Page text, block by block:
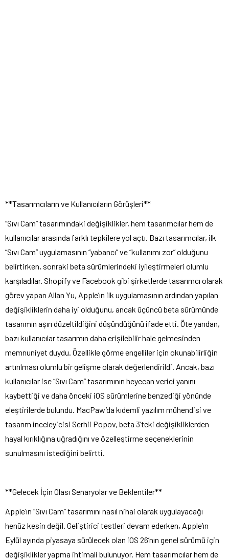
**Tasarımcıların ve Kullanıcıların Görüşleri**
“Sıvı Cam” tasarımındaki değişiklikler, hem tasarımcılar hem de
kullanıcılar arasında farklı tepkilere yol açtı. Bazı tasarımcılar, ilk
“Sıvı Cam” uygulamasının “yabancı” ve “kullanımı zor” olduğunu
belirtirken, sonraki beta sürümlerindeki iyileştirmeleri olumlu
karşıladılar. Shopify ve Facebook gibi şirketlerde tasarımcı olarak
görev yapan Allan Yu, Apple’ın ilk uygulamasının ardından yapılan
değişikliklerin daha iyi olduğunu, ancak üçüncü beta sürümünde
tasarımın aşırı düzeltildiğini düşündüğünü ifade etti. Öte yandan,
bazı kullanıcılar tasarımın daha erişilebilir hale gelmesinden
memnuniyet duydu. Özellikle görme engelliler için okunabilirliğin
artırılması olumlu bir gelişme olarak değerlendirildi. Ancak, bazı
kullanıcılar ise “Sıvı Cam” tasarımının heyecan verici yanını
kaybettiği ve daha önceki iOS sürümlerine benzediği yönünde
eleştirilerde bulundu. MacPaw’da kıdemli yazılım mühendisi ve
tasarım inceleyicisi Serhii Popov, beta 3’teki değişikliklerden
hayal kırıklığına uğradığını ve özelleştirme seçeneklerinin
sunulmasını istediğini belirtti.
**Gelecek İçin Olası Senaryolar ve Beklentiler**
Apple’ın “Sıvı Cam” tasarımını nasıl nihai olarak uygulayacağı
henüz kesin değil. Geliştirici testleri devam ederken, Apple’ın
Eylül ayında piyasaya sürülecek olan iOS 26’nın genel sürümü için
değişiklikler yapma ihtimali bulunuyor. Hem tasarımcılar hem de